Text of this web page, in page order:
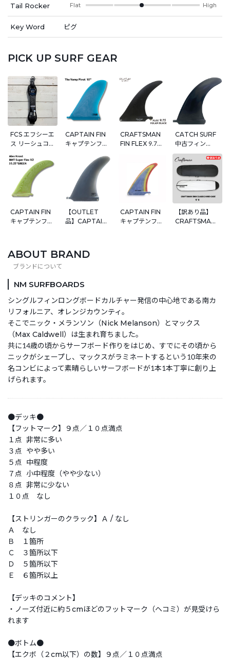
Tail Rocker Flat High
Key Word ピグ
PICK UP SURF GEAR
FCS エフシーエ
ス リーシュコー
ー ALL
ROUND
ESSENTIAL
LEASH ロング
ボード 足首
ANKLE リーシ
ュ サーフィン
サーフボード
CAPTAIN FIN
キャプテンフィ
Pivot 10' シン
グルフィン ロン
グボード センタ
ーフィン ピボッ
トフィン Pivot
Fin
CRAFTSMAN
FIN FLEX 9.75
グラスファイバ
ー VOLAN ロン
グボード用 サー
フィン VOLAN
BLACK
CATCH SURF
中古フィン
SINGLE FIN 9
インチ
CAPTAIN FIN
キャプテンフィ
GREEN アレッ
クスノスト シン
ドレングス ロン
ーフィン サーフ
ィン Single Fin
【OUTLET
品】CAPTAIN
10.0 inch シン
ボード サーフィ
スモーク
CAPTAIN FIN
キャプテンフィ
【訳あり品】
CRAFTSMAN
無料
ABOUT BRAND
NM SURFBOARDS
シングルフィンロングボードカルチャー発信の中心地である南カ
リフォルニア、オレンジカウンティ。
そこでニック・メランソン（Nick Melanson）とマックス
（Max Caldwell）は生まれ育ちました。
共に14歳の頃からサーフボード作りをはじめ、すでにその頃から
ニックがシェープし、マックスがラミネートするという10年来の
名コンビによって素晴らしいサーフボードが1本1本丁寧に創り上
げられます。
●デッキ●
【フットマーク】９点／１０点満点
１点 非常に多い
３点 やや多い
５点 中程度
７点 小中程度（やや少ない）
８点 非常に少ない
１０点 なし
【ストリンガーのクラック】Ａ / なし
Ａ なし
Ｂ １箇所
Ｃ ３箇所以下
Ｄ ５箇所以下
Ｅ ６箇所以上
【デッキのコメント】
・ノーズ付近に約５cmほどのフットマーク（ヘコミ）が見受けら
れます
●ボトム●
【エクボ（２cm以下）の数】９点／１０点満点